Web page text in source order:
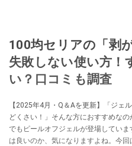
100均セリアの「剥
失敗しない使い方！
い？口コミも調査
【2025年4月・Q＆Aを更新】「ジェ
どくさい！」そんな方におすすめな
でもピールオフジェルが登場してい
は良いのか、気になりますよね。今回